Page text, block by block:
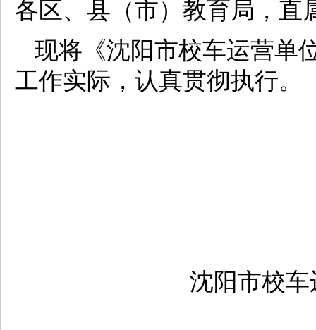
各区、县（市）教育局，直
现将《沈阳市校车运营单
工作实际，认真贯彻执行。
沈阳市校